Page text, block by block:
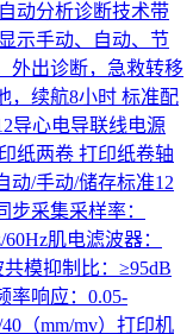
动分析诊断技术带
示手动、自动、节
外出诊断，急救转移
，续航8小时 标准配
导心电导联线电源
纸两卷 打印纸卷轴
动/手动/储存标准12
采集采样率：
肌电滤波器：
模抑制比：≥95dB
率响应：0.05-
（mm/mv）打印机